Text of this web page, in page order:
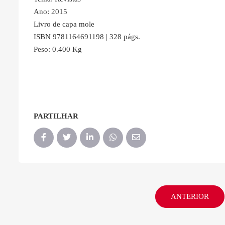
Ano: 2015
Livro de capa mole
ISBN 9781164691198 | 328 págs.
Peso: 0.400 Kg
PARTILHAR
ANTERIOR